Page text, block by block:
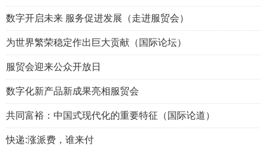
数字开启未来 服务促进发展（走进服贸会）
为世界繁荣稳定作出巨大贡献（国际论坛）
服贸会迎来公众开放日
数字化新产品新成果亮相服贸会
共同富裕：中国式现代化的重要特征（国际论道）
快递:涨派费，谁来付